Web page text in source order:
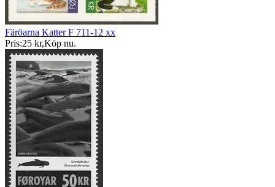
Färöarna Katter F 711-12 xx
Pris:25 kr,Köp nu.